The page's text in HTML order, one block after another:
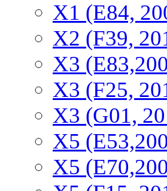
X1 (E84,
Х2 (F39,
X3
X3 (F25,
X3 (G01,
X5
X5